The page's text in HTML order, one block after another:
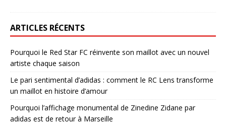
ARTICLES RÉCENTS
Pourquoi le Red Star FC réinvente son maillot avec un nouvel
artiste chaque saison
Le pari sentimental d’adidas : comment le RC Lens transforme
un maillot en histoire d’amour
Pourquoi l’affichage monumental de Zinedine Zidane par
adidas est de retour à Marseille